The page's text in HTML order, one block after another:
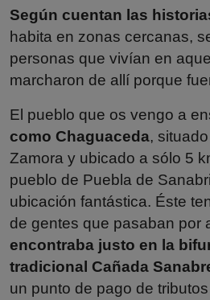
Según cuentan las
habita en zonas cercanas,
personas que vivían en
marcharon de allí porque
El pueblo que os vengo a
como Chaguaceda,
Zamora y ubicado a sólo 5
pueblo de Puebla de
ubicación fantástica. Éste
de gentes que pasaban por
encontraba justo en la
tradicional Cañada
un punto de pago de